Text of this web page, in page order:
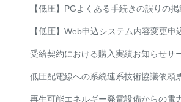
【低圧】PGよくある手続きの誤りの
【低圧】Web申込システム内容変更申
受給契約における購入実績お知らせサ
低圧配電線への系統連系技術協議依頼
再生可能エネルギー発電設備からの電